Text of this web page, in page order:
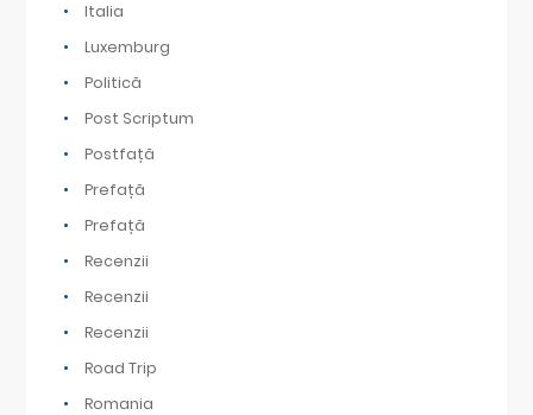
Italia
Luxemburg
Politică
Post Scriptum
Postfață
Prefață
Prefață
Recenzii
Recenzii
Recenzii
Road Trip
Romania